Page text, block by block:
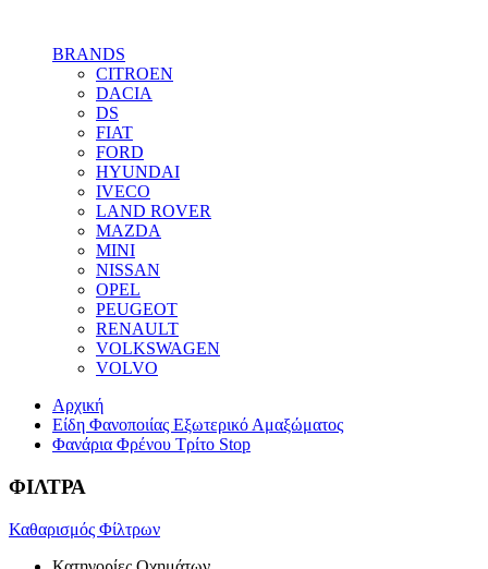
BRANDS
CITROEN
DACIA
DS
FIAT
FORD
HYUNDAI
IVECO
LAND ROVER
MAZDA
MINI
NISSAN
OPEL
PEUGEOT
RENAULT
VOLKSWAGEN
VOLVO
Αρχική
Είδη Φανοποιίας Εξωτερικό Αμαξώματος
Φανάρια Φρένου Τρίτο Stop
ΦΙΛΤΡΑ
Καθαρισμός Φίλτρων